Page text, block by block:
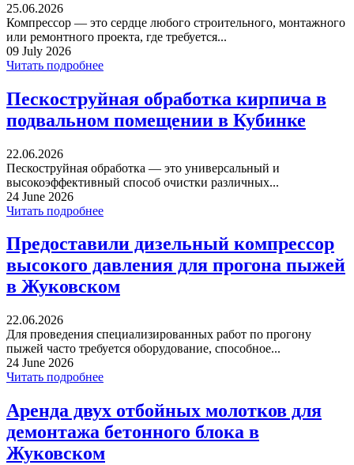
25.06.2026
Компрессор — это сердце любого строительного, монтажного
или ремонтного проекта, где требуется...
09 July 2026
Читать подробнее
Пескоструйная обработка кирпича в
подвальном помещении в Кубинке
22.06.2026
Пескоструйная обработка — это универсальный и
высокоэффективный способ очистки различных...
24 June 2026
Читать подробнее
Предоставили дизельный компрессор
высокого давления для прогона пыжей
в Жуковском
22.06.2026
Для проведения специализированных работ по прогону
пыжей часто требуется оборудование, способное...
24 June 2026
Читать подробнее
Аренда двух отбойных молотков для
демонтажа бетонного блока в
Жуковском